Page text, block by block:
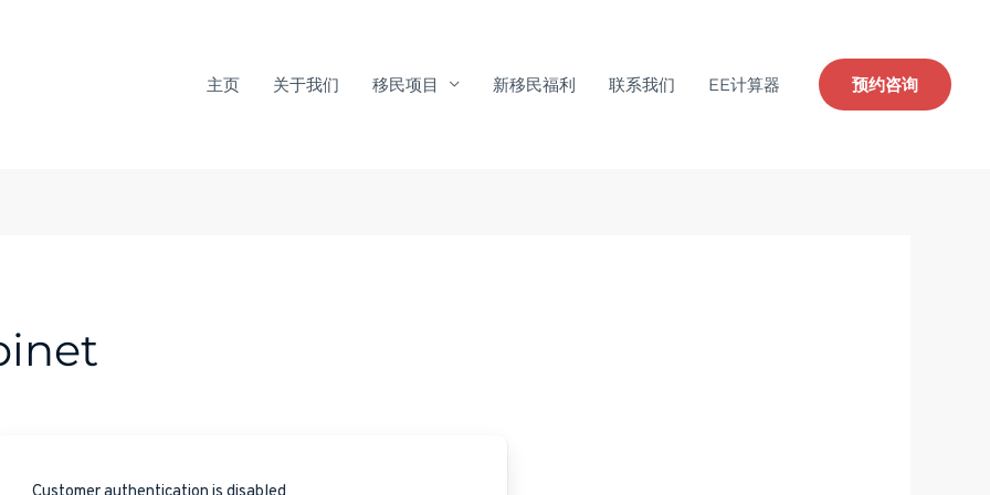
主页 关于我们 移民项目 新移民福利 联系我们 EE计算器 预约咨询
Customer authentication is disabled